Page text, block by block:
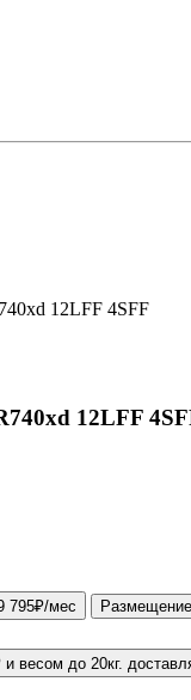
12LFF 4SFF
12LFF
795₽/мес
весом до 20кг.